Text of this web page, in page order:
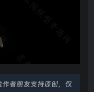
者朋友支持原创，仅